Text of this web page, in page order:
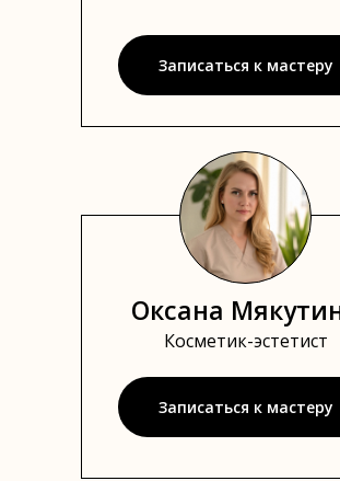
Косметик-эстетист
Оксана
Записаться к мастеру
Записаться к мастеру